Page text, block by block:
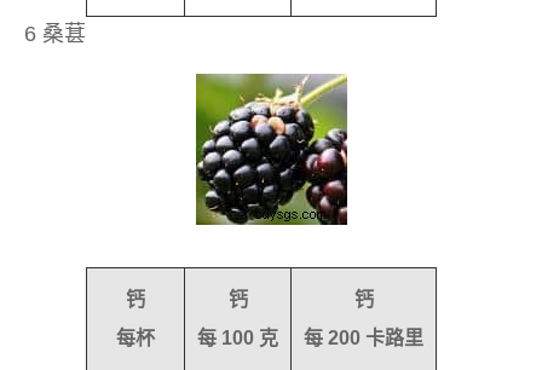
6 桑葚
钙
每杯
钙
每 100 克
钙
每 200 卡路里